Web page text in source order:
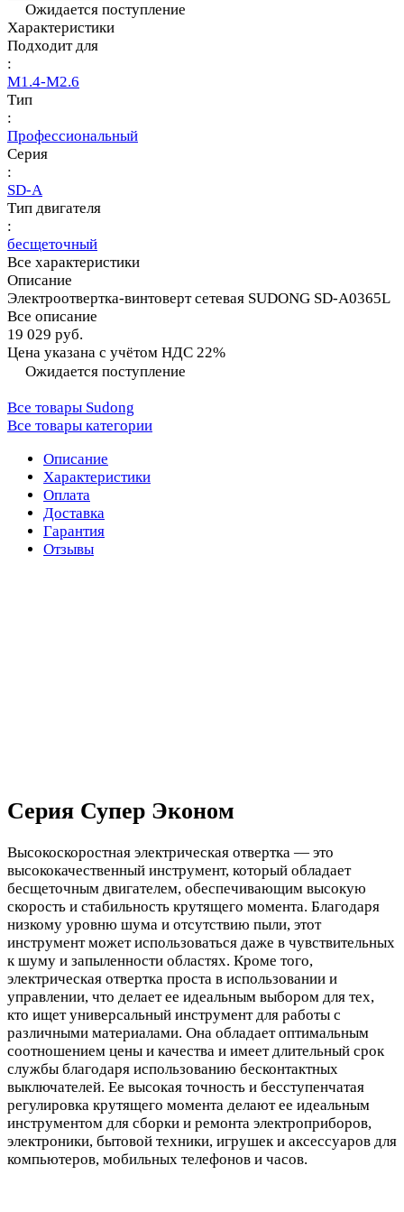
Ожидается поступление
Характеристики
Подходит для
:
M1.4-M2.6
Тип
:
Профессиональный
Серия
:
SD-A
Тип двигателя
:
бесщеточный
Все характеристики
Описание
Электроотвертка-винтоверт сетевая SUDONG SD-A0365L
Все описание
19 029 руб.
Цена указана с учётом НДС 22%
Ожидается поступление
Все товары Sudong
Все товары категории
Описание
Характеристики
Оплата
Доставка
Гарантия
Отзывы
Серия Супер Эконом
Высокоскоростная электрическая отвертка — это
высококачественный инструмент, который обладает
бесщеточным двигателем, обеспечивающим высокую
скорость и стабильность крутящего момента. Благодаря
низкому уровню шума и отсутствию пыли, этот
инструмент может использоваться даже в чувствительных
к шуму и запыленности областях. Кроме того,
электрическая отвертка проста в использовании и
управлении, что делает ее идеальным выбором для тех,
кто ищет универсальный инструмент для работы с
различными материалами. Она обладает оптимальным
соотношением цены и качества и имеет длительный срок
службы благодаря использованию бесконтактных
выключателей. Ее высокая точность и бесступенчатая
регулировка крутящего момента делают ее идеальным
инструментом для сборки и ремонта электроприборов,
электроники, бытовой техники, игрушек и аксессуаров для
компьютеров, мобильных телефонов и часов.